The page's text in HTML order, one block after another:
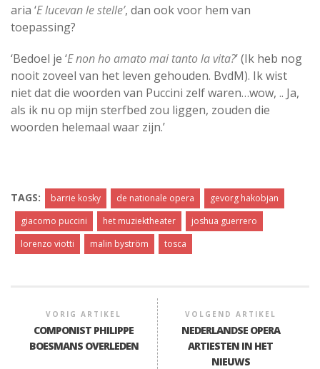
aria ‘E lucevan le stelle’, dan ook voor hem van
toepassing?
‘Bedoel je ‘E non ho amato mai tanto la vita?’ (Ik heb nog
nooit zoveel van het leven gehouden. BvdM). Ik wist
niet dat die woorden van Puccini zelf waren…wow, .. Ja,
als ik nu op mijn sterfbed zou liggen, zouden die
woorden helemaal waar zijn.’
TAGS: barrie kosky de nationale opera
gevorg hakobjan
giacomo puccini
het muziektheater
joshua guerrero
lorenzo viotti
malin byström tosca
VORIG ARTIKEL
COMPONIST PHILIPPE
BOESMANS OVERLEDEN
VOLGEND ARTIKEL
NEDERLANDSE OPERA
ARTIESTEN IN HET
NIEUWS